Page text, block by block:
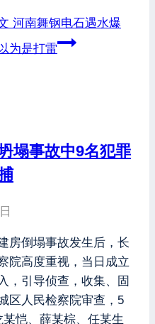
河南舞钢电石遇水爆
为是打雷
塌事故中9名犯罪
房倒塌事故发生后，长
院高度重视，当日成立
，引导侦查，收集、固
区人民检察院审查，5
恺、薛某棕、任某生